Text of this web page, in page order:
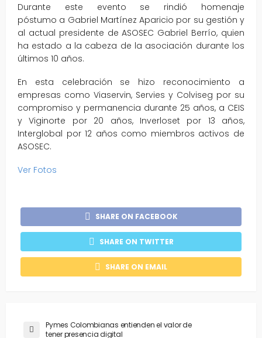
Durante este evento se rindió homenaje
póstumo a Gabriel Martínez Aparicio por su gestión y
al actual presidente de ASOSEC Gabriel Berrío, quien
ha estado a la cabeza de la asociación durante los
últimos 10 años.
En esta celebración se hizo reconocimiento a
empresas como Viaservin, Servies y Colviseg por su
compromiso y permanencia durante 25 años, a CEIS
y Viginorte por 20 años, Inverloset por 13 años,
Interglobal por 12 años como miembros activos de
ASOSEC.
Ver Fotos
SHARE ON FACEBOOK
SHARE ON TWITTER
SHARE ON EMAIL
Pymes Colombianas entienden el valor de
tener presencia digital